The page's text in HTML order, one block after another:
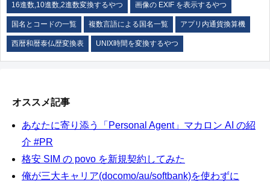
16進数,10進数,2進数変換するやつ 画像の EXIF を表示するやつ
国名とコードの一覧 複数言語による国名一覧 アプリ内通貨換算機
西暦和暦泰仏歴変換表 UNIX時間を変換するやつ
オススメ記事
あなたに寄り添う「Personal Agent」マカロン AI の紹
介 #PR
格安 SIM の povo を新規契約してみた
俺が三大キャリア(docomo/au/softbank)を使わずに